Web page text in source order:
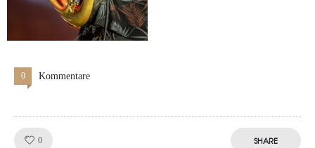
0 Kommentare
0 SHARE